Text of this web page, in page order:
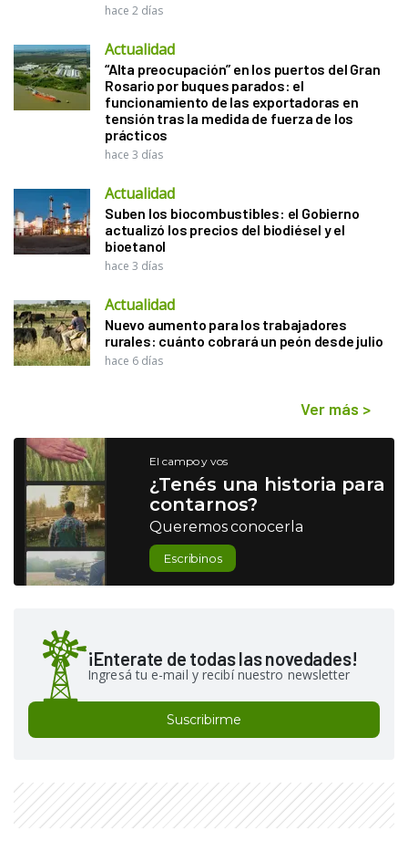
hace 2 días
Actualidad
“Alta preocupación” en los puertos del Gran
Rosario por buques parados: el
funcionamiento de las exportadoras en
tensión tras la medida de fuerza de los
prácticos
hace 3 días
Actualidad
Suben los biocombustibles: el Gobierno
actualizó los precios del biodiésel y el
bioetanol
hace 3 días
Actualidad
Nuevo aumento para los trabajadores
rurales: cuánto cobrará un peón desde julio
hace 6 días
Ver más >
El campo y vos
¿Tenés una historia para
contarnos?
Queremos conocerla
Escribinos
¡Enterate de todas las novedades!
Ingresá tu e-mail y recibí nuestro newsletter
Suscribirme